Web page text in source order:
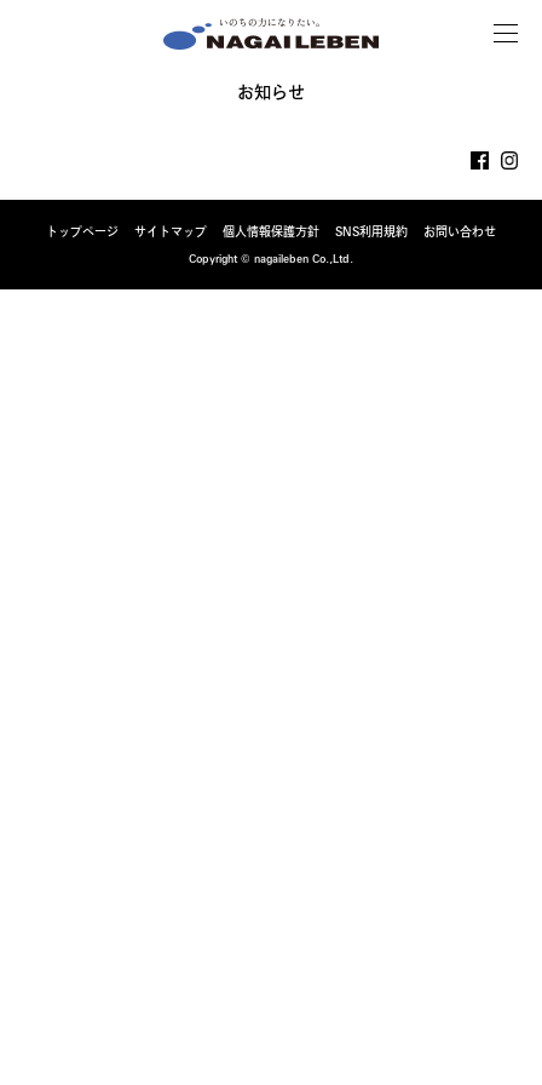
MENU
お知らせ
トップページ サイトマップ 個人情報保護方針 SNS利用規約
お問い合わせ
Copyright © nagaileben Co.,Ltd.